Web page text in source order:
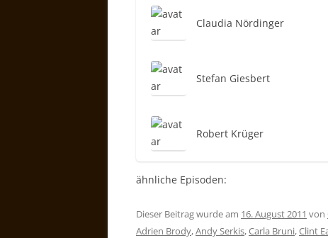
Claudia Nördinger
Stefan Giesbert
Robert Krüger
ähnliche Episoden:
Dieser Beitrag wurde am 16. August 2011 von
Adrien Brody,Andy Serkis,Carla Bruni,Clint